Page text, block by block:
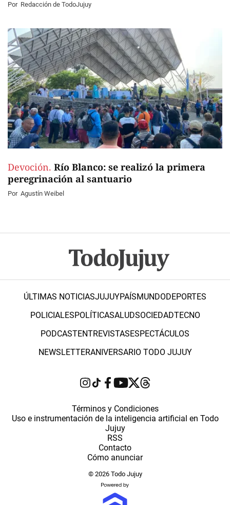
Por Redacción de TodoJujuy
Devoción. Río Blanco: se realizó la primera
peregrinación al santuario
Por Agustín Weibel
ÚLTIMAS NOTICIASJUJUYPAÍSMUNDODEPORTES
POLICIALESPOLÍTICASALUDSOCIEDADTECNO
PODCASTENTREVISTASESPECTÁCULOS
NEWSLETTERANIVERSARIO TODO JUJUY
Términos y Condiciones
Uso e instrumentación de la inteligencia artificial en Todo
Jujuy
RSS
Contacto
Cómo anunciar
© 2026 Todo Jujuy